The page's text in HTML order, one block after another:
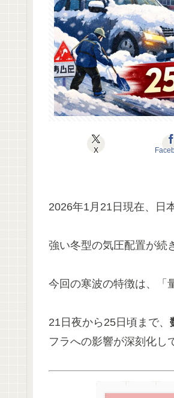
X
2026年1月21日現在、日
強い冬型の気圧配置が続
今回の寒波の特徴は、「
21日夜から25日頃まで、
フラへの影響が深刻化し